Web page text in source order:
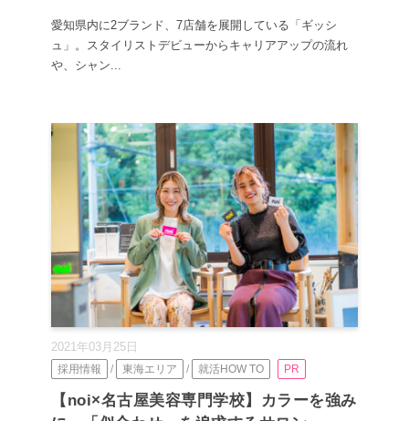
愛知県内に2ブランド、7店舗を展開している「ギッシ
ュ」。スタイリストデビューからキャリアアップの流れ
や、シャン...
2021年03月25日
採用情報 / 東海エリア / 就活HOW TO PR
【noi×名古屋美容専門学校】カラーを強み